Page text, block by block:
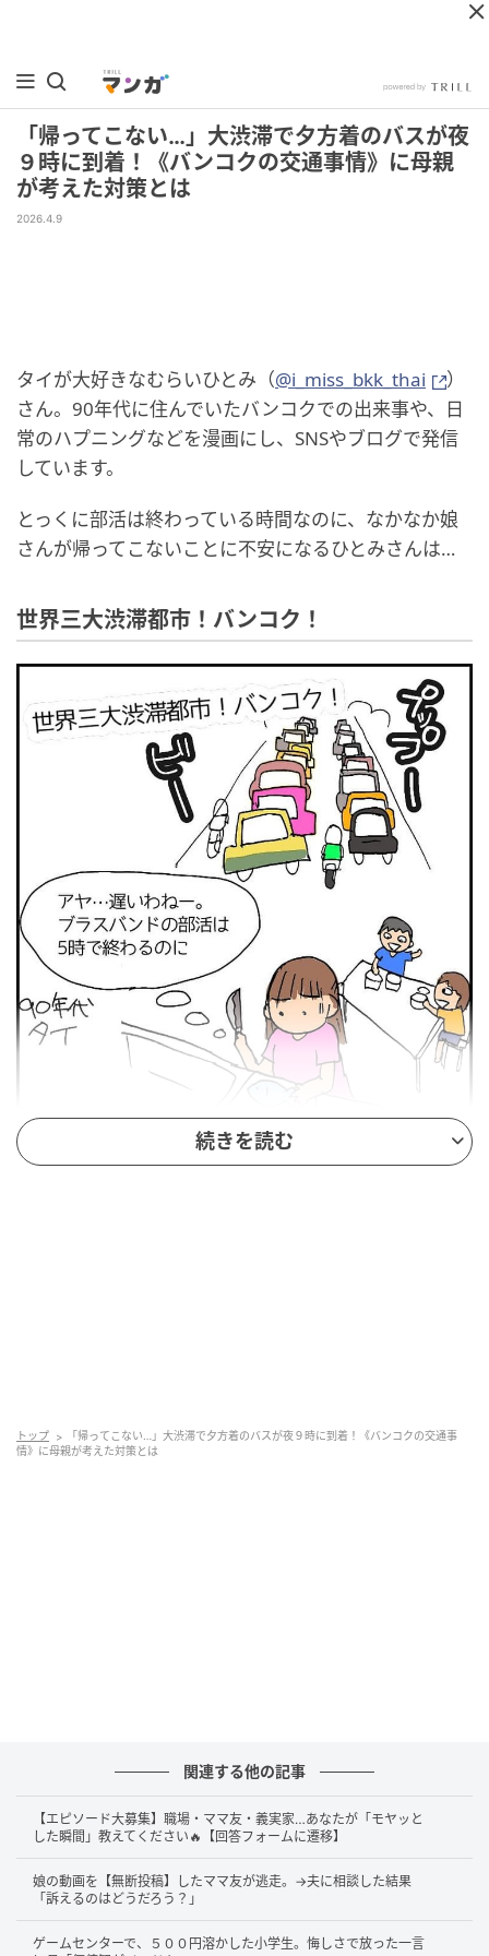
「帰ってこない…」大渋滞で夕方着のバスが夜
９時に到着！《バンコクの交通事情》に母親
が考えた対策とは
2026.4.9
タイが大好きなむらいひとみ（@i_miss_bkk_thai
）
さん。90年代に住んでいたバンコクでの出来事や、日
常のハプニングなどを漫画にし、SNSやブログで発信
しています。
とっくに部活は終わっている時間なのに、なかなか娘
さんが帰ってこないことに不安になるひとみさんは…
世界三大渋滞都市！バンコク！
続きを読む
トップ
「帰ってこない…」大渋滞で夕方着のバスが夜９時に到着！《バンコクの交通事
情》に母親が考えた対策とは
関連する他の記事
【エピソード大募集】職場・ママ友・義実家…あなたが「モヤッと
した瞬間」教えてください🔥【回答フォームに遷移】
娘の動画を【無断投稿】したママ友が逃走。→夫に相談した結果
「訴えるのはどうだろう？」
ゲームセンターで、５００円溶かした小学生。悔しさで放った一言